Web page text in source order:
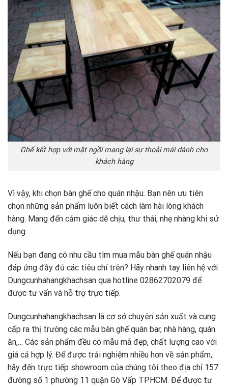
Ghế kết hợp với mặt ngồi mang lại sự thoải mái dành cho
khách hàng
Vì vậy, khi chọn bàn ghế cho quán nhậu. Bạn nên ưu tiên
chọn những sản phẩm luôn biết cách làm hài lòng khách
hàng. Mang đến cảm giác dễ chịu, thư thái, nhẹ nhàng khi sử
dụng.
Nếu bạn đang có nhu cầu tìm mua mẫu bàn ghế quán nhậu
đáp ứng đầy đủ các tiêu chí trên? Hãy nhanh tay liên hệ với
Dungcunhahangkhachsan qua hotline 02862702079 để
được tư vấn và hỗ trợ trực tiếp.
Dungcunhahangkhachsan là cơ sở chuyên sản xuất và cung
cấp ra thị trường các mẫu bàn ghế quán bar, nhà hàng, quán
ăn,… Các sản phẩm đều có mẫu mã đẹp, chất lượng cao với
giá cả hợp lý. Để được trải nghiệm nhiều hơn về sản phẩm,
hãy đến trực tiếp showroom của chúng tôi theo địa chỉ 157
đường số 1 phường 11 quận Gò Vấp TPHCM. Để được tư